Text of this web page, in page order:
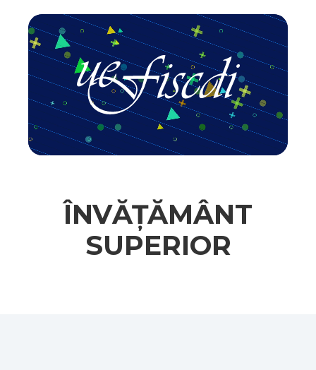
ÎNVĂȚĂMÂNT
SUPERIOR